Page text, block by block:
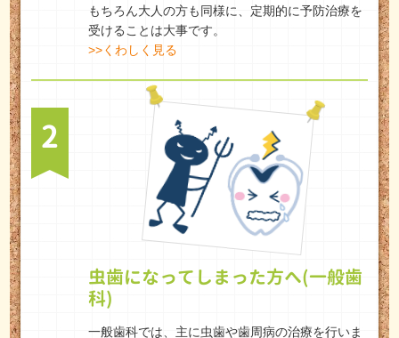
もちろん大人の方も同様に、定期的に予防治療を
受けることは大事です。
>>くわしく見る
2
虫歯になってしまった方へ(一般歯
科)
一般歯科では、主に虫歯や歯周病の治療を行いま